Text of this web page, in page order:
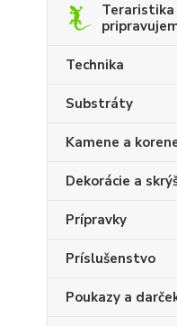
Teraristika
Technika
Substráty
Kamene a
Dekorácie a
Prípravky
Príslušenstvo
Poukazy a